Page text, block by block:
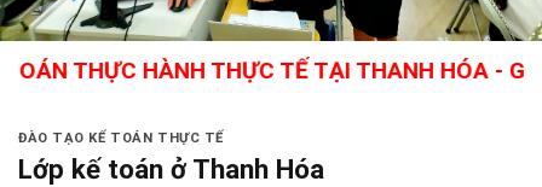
HÀNH THỰC TẾ TẠI THANH HÓA - GIÁO
ĐÀO TẠO KẾ TOÁN THỰC TẾ
Lớp kế toán ở Thanh Hóa